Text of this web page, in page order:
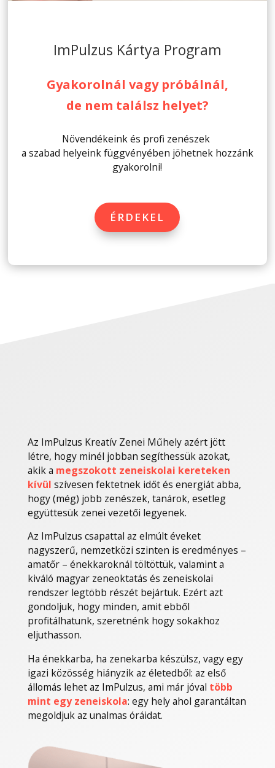
ImPulzus Kártya Program
Gyakorolnál vagy próbálnál,
de nem találsz helyet?
Növendékeink és profi zenészek
a szabad helyeink függvényében jöhetnek hozzánk
gyakorolni!
ÉRDEKEL
Az ImPulzus Kreatív Zenei Műhely azért jött
létre, hogy minél jobban segíthessük azokat,
akik a megszokott zeneiskolai kereteken
kívül szívesen fektetnek időt és energiát abba,
hogy (még) jobb zenészek, tanárok, esetleg
együttesük zenei vezetői legyenek.
Az ImPulzus csapattal az elmúlt éveket
nagyszerű, nemzetközi szinten is eredményes –
amatőr – énekkaroknál töltöttük, valamint a
kiváló magyar zeneoktatás és zeneiskolai
rendszer legtöbb részét bejártuk. Ezért azt
gondoljuk, hogy minden, amit ebből
profitálhatunk, szeretnénk hogy sokakhoz
eljuthasson.
Ha énekkarba, ha zenekarba készülsz, vagy egy
igazi közösség hiányzik az életedből: az első
állomás lehet az ImPulzus, ami már jóval több
mint egy zeneiskola: egy hely ahol garantáltan
megoldjuk az unalmas óráidat.